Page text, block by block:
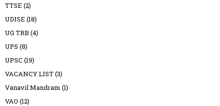
TTSE (2)
UDISE (18)
UG TRB (4)
UPS (8)
UPSC (19)
VACANCY LIST(3)
Vanavil Mandram (1)
VAO (12)